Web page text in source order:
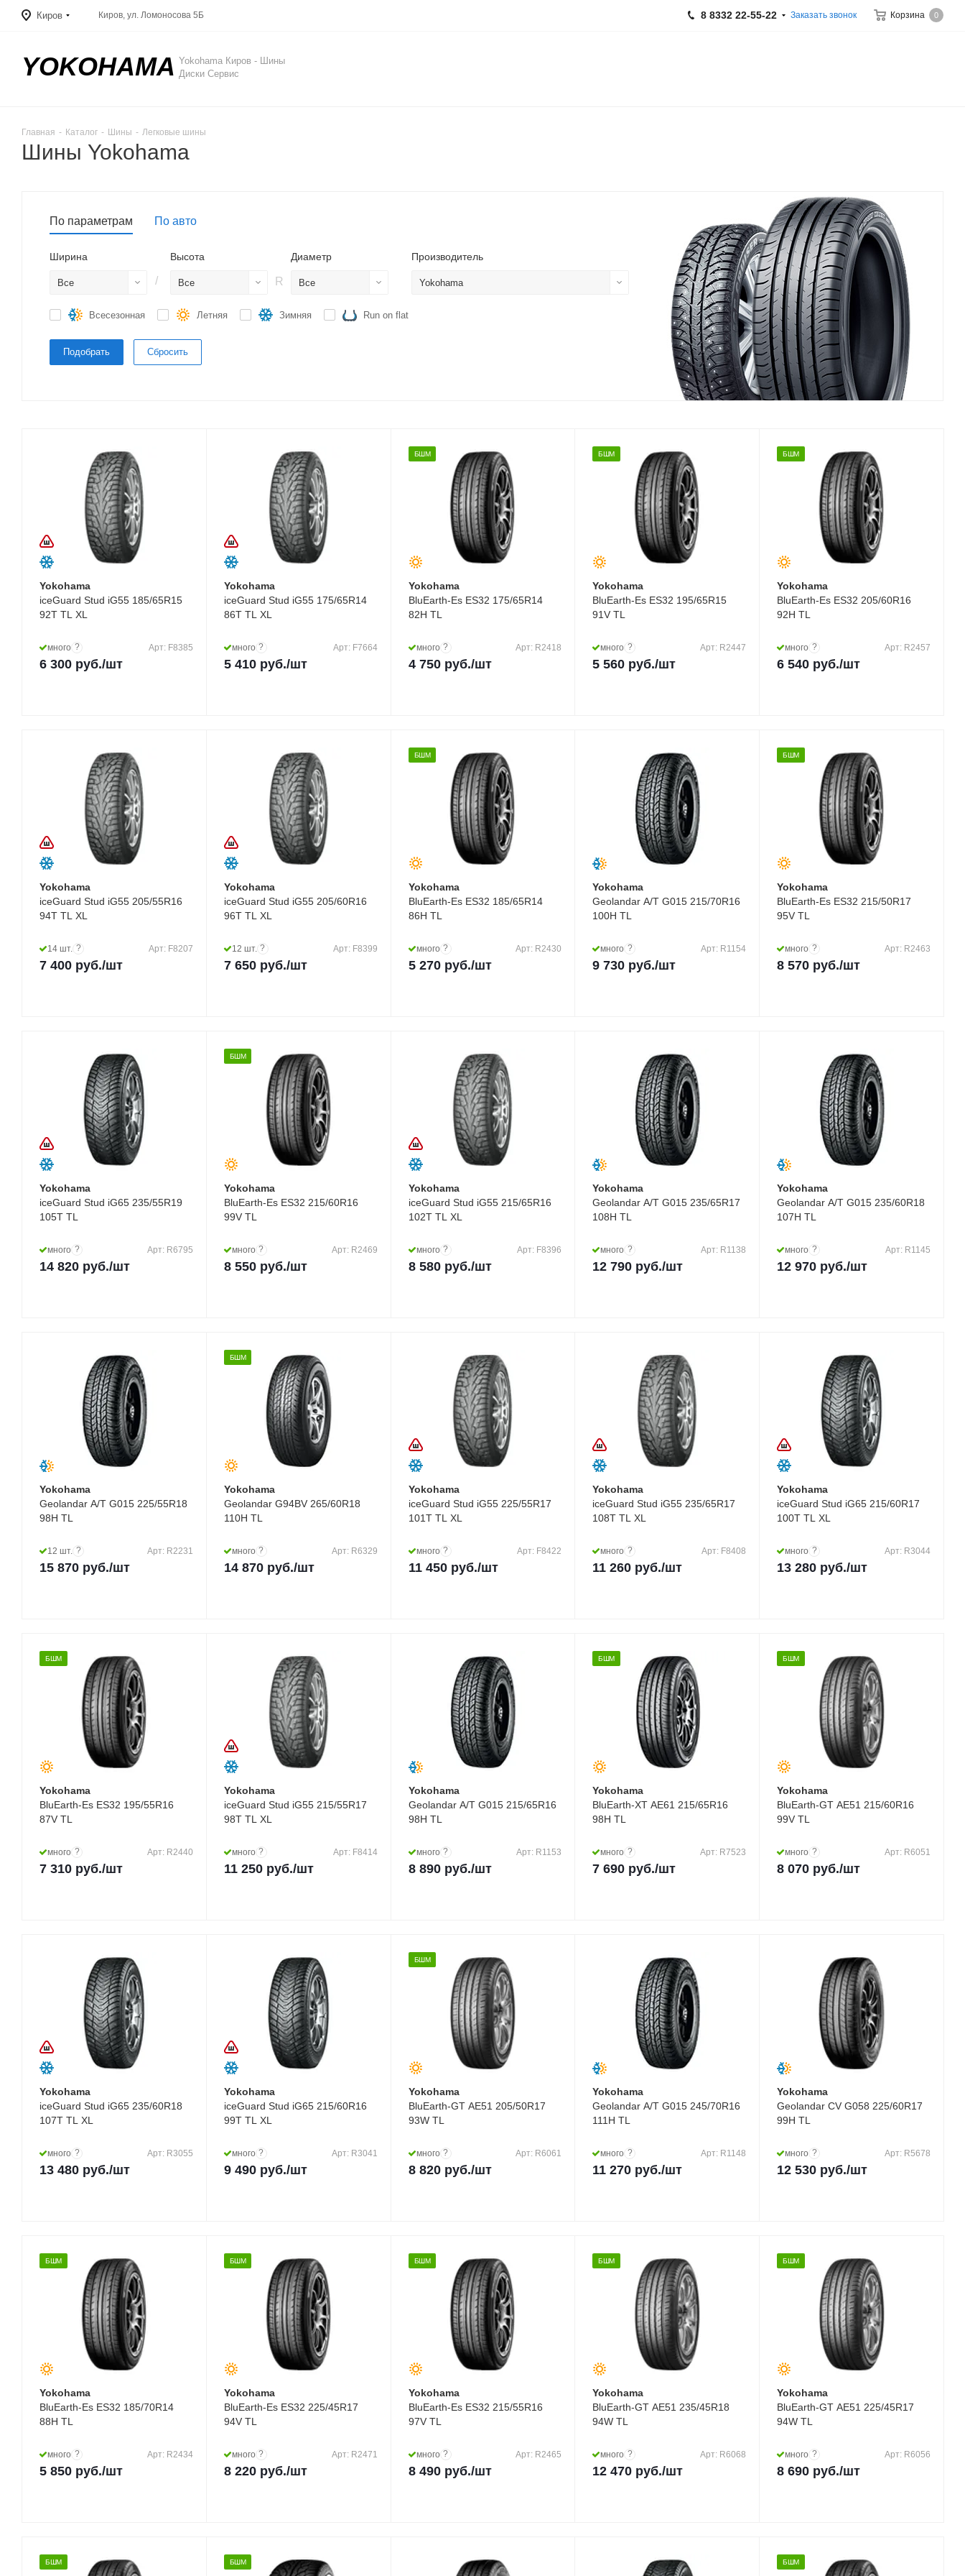
Киров Корзина 0
Киров, ул. Ломоносова 5Б 8 8332 22-55-22 Заказать звонок
YOKOHAMA Yokohama Киров - Шины
Диски Сервис
Главная - Каталог - Шины - Легковые шины
Шины Yokohama
По параметрам По авто
Ширина
Все
Высота
/ Все
Диаметр
R Все
Производитель
Yokohama
Всесезонная Летняя Зимняя Run on flat
Подобрать Сбросить
Yokohama
iceGuard Stud iG55 185/65R15
92T TL XL
много ? Арт: F8385
6 300 руб./шт
Yokohama
iceGuard Stud iG55 175/65R14
86T TL XL
много ? Арт: F7664
5 410руб./шт
БШМ
Yokohama
BluEarth-Es ES32 175/65R14
82H TL
много ? Арт: R2418
4 750руб./шт
БШМ
Yokohama
BluEarth-Es ES32 195/65R15
91V TL
много ? Арт: R2447
5 560 руб./шт
БШМ
Yokohama
BluEarth-Es ES32 205/60R16
92H TL
много ? Арт: R2457
6 540 руб./шт
Yokohama
iceGuard Stud iG55 205/55R16
94T TL XL
14 шт. ? Арт: F8207
7 400 руб./шт
Yokohama
iceGuard Stud iG55 205/60R16
96T TL XL
12 шт. ? Арт: F8399
7 650руб./шт
БШМ
Yokohama
BluEarth-Es ES32 185/65R14
86H TL
много ? Арт: R2430
5 270руб./шт
Yokohama
Geolandar A/T G015 215/70R16
100H TL
много ? Арт: R1154
9 730 руб./шт
БШМ
Yokohama
BluEarth-Es ES32 215/50R17
95V TL
много ? Арт: R2463
8 570 руб./шт
Yokohama
iceGuard Stud iG65 235/55R19
105T TL
много ? Арт: R6795
14 820 руб./шт
БШМ
Yokohama
BluEarth-Es ES32 215/60R16
99V TL
много ? Арт: R2469
8 550руб./шт
Yokohama
iceGuard Stud iG55 215/65R16
102T TL XL
много ? Арт: F8396
8 580руб./шт
Yokohama
Geolandar A/T G015 235/65R17
108H TL
много ? Арт: R1138
12 790 руб./шт
Yokohama
Geolandar A/T G015 235/60R18
107H TL
много ? Арт: R1145
12 970 руб./шт
Yokohama
Geolandar A/T G015 225/55R18
98H TL
12 шт. ? Арт: R2231
15 870 руб./шт
БШМ
Yokohama
Geolandar G94BV 265/60R18
110H TL
много ? Арт: R6329
14 870руб./шт
Yokohama
iceGuard Stud iG55 225/55R17
101T TL XL
много ? Арт: F8422
11 450руб./шт
Yokohama
iceGuard Stud iG55 235/65R17
108T TL XL
много ? Арт: F8408
11 260 руб./шт
Yokohama
iceGuard Stud iG65 215/60R17
100T TL XL
много ? Арт: R3044
13 280 руб./шт
БШМ
Yokohama
BluEarth-Es ES32 195/55R16
87V TL
много ? Арт: R2440
7 310 руб./шт
Yokohama
iceGuard Stud iG55 215/55R17
98T TL XL
много ? Арт: F8414
11 250руб./шт
Yokohama
Geolandar A/T G015 215/65R16
98H TL
много ? Арт: R1153
8 890руб./шт
БШМ
Yokohama
BluEarth-XT AE61 215/65R16
98H TL
много ? Арт: R7523
7 690 руб./шт
БШМ
Yokohama
BluEarth-GT AE51 215/60R16
99V TL
много ? Арт: R6051
8 070 руб./шт
Yokohama
iceGuard Stud iG65 235/60R18
107T TL XL
много ? Арт: R3055
13 480 руб./шт
Yokohama
iceGuard Stud iG65 215/60R16
99T TL XL
много ? Арт: R3041
9 490руб./шт
БШМ
Yokohama
BluEarth-GT AE51 205/50R17
93W TL
много ? Арт: R6061
8 820руб./шт
Yokohama
Geolandar A/T G015 245/70R16
111H TL
много ? Арт: R1148
11 270 руб./шт
Yokohama
Geolandar CV G058 225/60R17
99H TL
много ? Арт: R5678
12 530 руб./шт
БШМ
Yokohama
BluEarth-Es ES32 185/70R14
88H TL
много ? Арт: R2434
5 850 руб./шт
БШМ
Yokohama
BluEarth-Es ES32 225/45R17
94V TL
много ? Арт: R2471
8 220руб./шт
БШМ
Yokohama
BluEarth-Es ES32 215/55R16
97V TL
много ? Арт: R2465
8 490руб./шт
БШМ
Yokohama
BluEarth-GT AE51 235/45R18
94W TL
много ? Арт: R6068
12 470 руб./шт
БШМ
Yokohama
BluEarth-GT AE51 225/45R17
94W TL
много ? Арт: R6056
8 690 руб./шт
БШМ БШМ БШМ